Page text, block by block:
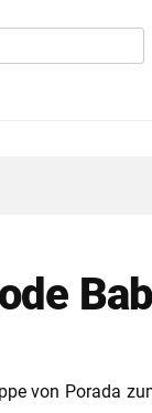
von Porada